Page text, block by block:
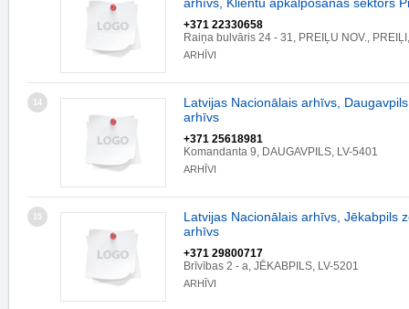
+371 22330658
Raiņa bulvāris 24 - 31, PREIĻU NOV.,
ARHĪVI
14
Latvijas Nacionālais arhīvs,
arhīvs
+371 25618981
Komandanta 9, DAUGAVPILS, LV-5401
ARHĪVI
15
Latvijas Nacionālais arhīvs, Jēkabpils
arhīvs
+371 29800717
Brīvības 2 - a, JĒKABPILS, LV-5201
ARHĪVI